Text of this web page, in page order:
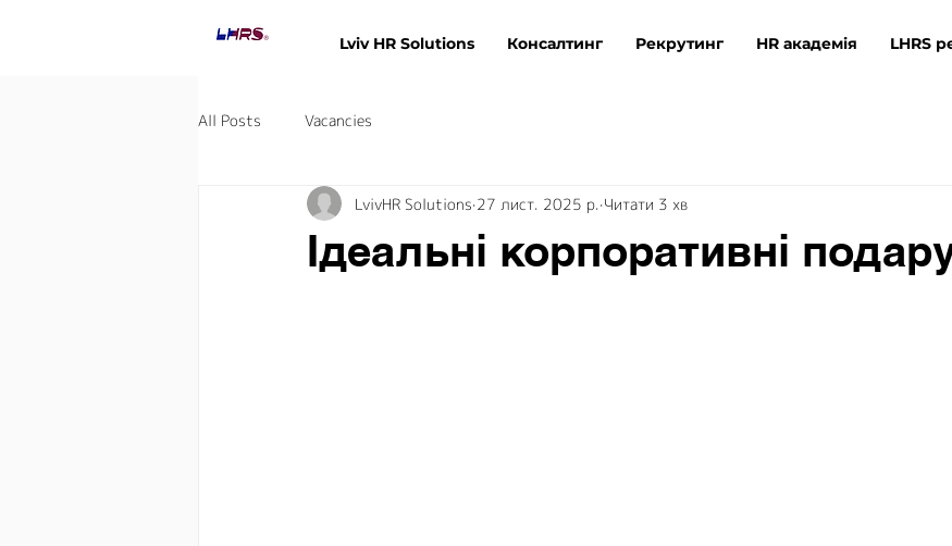
Lviv HR Solutions Консалтинг Рекрутинг HR академія
Lviv HR Solutions Консалтинг Рекрутинг HR академія LHRS
All Posts Vacancies
Ідеальні корпоративні
LvivHR Solutions 27 лист. 2025 р. Читати 3 хв